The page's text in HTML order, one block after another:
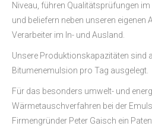
Niveau, führen Qualitätsprüfungen
und beliefern neben unseren eigenen
Verarbeiter im In- und Ausland.
Unsere Produktionskapazitäten sind
Bitumenemulsion pro Tag ausgelegt.
Für das besonders umwelt- und
Wärmetauschverfahren bei der
Firmengründer Peter Gaisch ein